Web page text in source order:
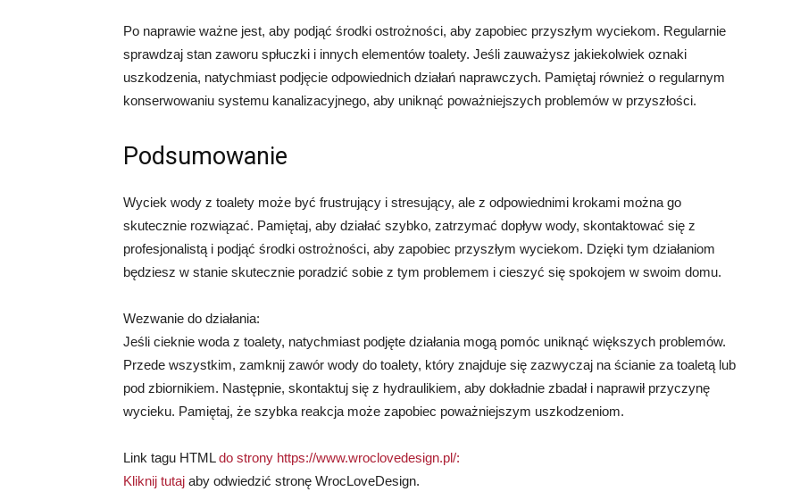
Po naprawie ważne jest, aby podjąć środki ostrożności, aby zapobiec przyszłym wyciekom. Regularnie
sprawdzaj stan zaworu spłuczki i innych elementów toalety. Jeśli zauważysz jakiekolwiek oznaki
uszkodzenia, natychmiast podjęcie odpowiednich działań naprawczych. Pamiętaj również o regularnym
konserwowaniu systemu kanalizacyjnego, aby uniknąć poważniejszych problemów w przyszłości.
Podsumowanie
Wyciek wody z toalety może być frustrujący i stresujący, ale z odpowiednimi krokami można go
skutecznie rozwiązać. Pamiętaj, aby działać szybko, zatrzymać dopływ wody, skontaktować się z
profesjonalistą i podjąć środki ostrożności, aby zapobiec przyszłym wyciekom. Dzięki tym działaniom
będziesz w stanie skutecznie poradzić sobie z tym problemem i cieszyć się spokojem w swoim domu.
Wezwanie do działania:
Jeśli cieknie woda z toalety, natychmiast podjęte działania mogą pomóc uniknąć większych problemów.
Przede wszystkim, zamknij zawór wody do toalety, który znajduje się zazwyczaj na ścianie za toaletą lub
pod zbiornikiem. Następnie, skontaktuj się z hydraulikiem, aby dokładnie zbadał i naprawił przyczynę
wycieku. Pamiętaj, że szybka reakcja może zapobiec poważniejszym uszkodzeniom.
Link tagu HTMLdo strony https://www.wroclovedesign.pl/:
Kliknij tutaj aby odwiedzić stronę WrocLoveDesign.